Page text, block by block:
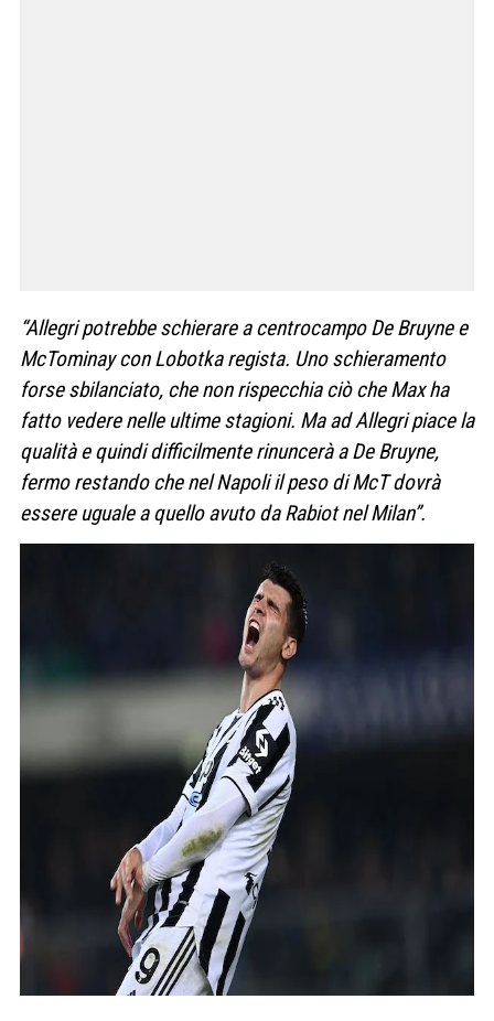
“Allegri potrebbe schierare a centrocampo De Bruyne e
McTominay con Lobotka regista. Uno schieramento
forse sbilanciato, che non rispecchia ciò che Max ha
fatto vedere nelle ultime stagioni. Ma ad Allegri piace la
qualità e quindi difficilmente rinuncerà a De Bruyne,
fermo restando che nel Napoli il peso di McT dovrà
essere uguale a quello avuto da Rabiot nel Milan”.